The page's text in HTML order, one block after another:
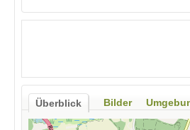
Überblick Bilder